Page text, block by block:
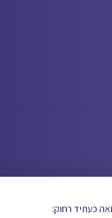
כעתיד רחוק: